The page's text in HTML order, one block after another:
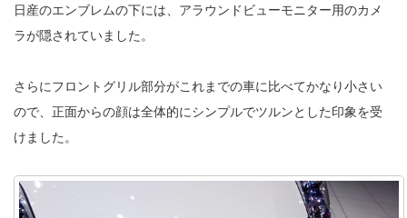
日産のエンブレムの下には、アラウンドビューモニター用のカメ
ラが隠されていました。
さらにフロントグリル部分がこれまでの車に比べてかなり小さい
ので、正面からの顔は全体的にシンプルでツルンとした印象を受
けました。